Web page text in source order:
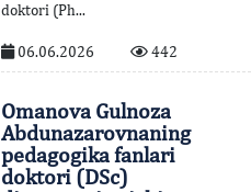
doktori (Ph...
06.06.2026 442
Omanova Gulnoza
Abdunazarovnaning
pedagogika fanlari
doktori (DSc)